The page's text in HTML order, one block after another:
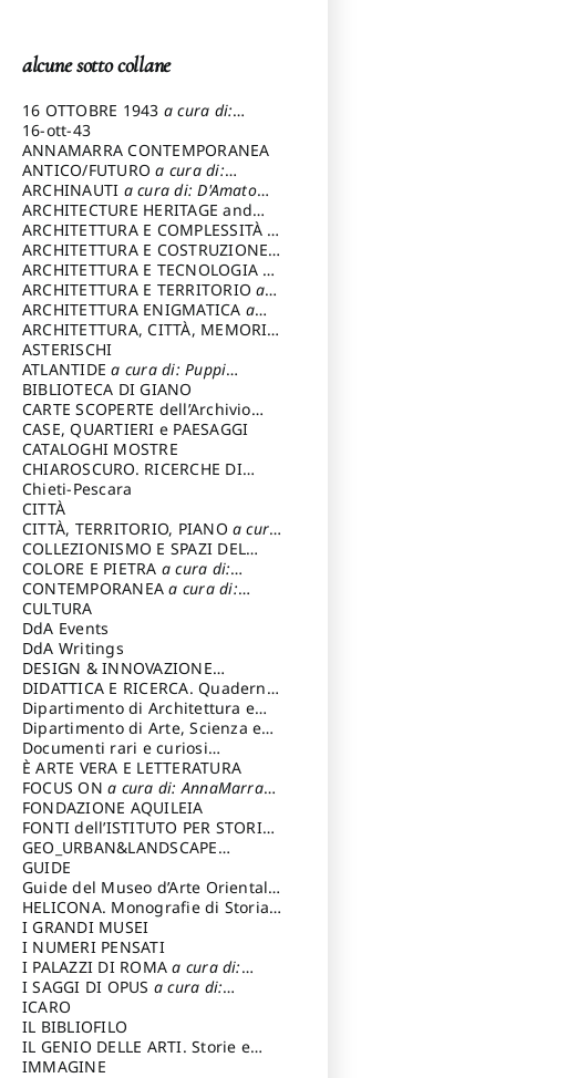
alcune sotto collane
16 OTTOBRE 1943 a cura di:
Pezzetti Marcello
16-ott-43
ANNAMARRA CONTEMPORANEA
ANTICO/FUTUROa cura di:
Varagnoli Claudio
ARCHINAUTI a cura di: D'Amato
Claudio
ARCHITECTURE HERITAGE and
DESIGN
ARCHITETTURA E COMPLESSITÀ a
cura di: Piva Antonio
ARCHITETTURA E COSTRUZIONEa
cura di: Poretti Sergio
ARCHITETTURA E TECNOLOGIA a
cura di: Carrara Gianfranco
ARCHITETTURA E TERRITORIOa
cura di: Pietrogrande Enrico
ARCHITETTURA ENIGMATICA a
cura di: Lenci Ruggero
ARCHITETTURA, CITTÀ, MEMORIA
a cura di: Valeriani Enrico
ASTERISCHI
ATLANTIDEa cura di: Puppi
Lionello
BIBLIOTECA DI GIANO
CARTE SCOPERTE dell’Archivio
Storico Capitolino
CASE, QUARTIERI e PAESAGGI
CATALOGHI MOSTRE
CHIAROSCURO. RICERCHE DI
STORIA E STORIA DELL'ARTE
cura di: Di Carpegna Falconieri
Tommaso
Chieti-Pescara
CITTÀ
CITTÀ, TERRITORIO, PIANO a cura
di: Imbesi Giuseppe
COLLEZIONISMO E SPAZI DEL
COLLEZIONISMO a cura di:
Magnani Lauro
COLORE E PIETRA a cura di:
Selvaggi Giuseppe
CONTEMPORANEAa cura di:
Gubinelli Luna
CULTURA
DdA Events
DdA Writings
DESIGN & INNOVAZIONE
TECNOLOGICAa cura di: Vallicelli
Andrea
DIDATTICA E RICERCA. Quaderni
della Scuola
Dipartimento di Architettura e
Analisi della Città Mediterranea
Dipartimento di Arte, Scienza e
Tecnica del Costuire
Documenti rari e curiosi
dall'Archivio Segreto
È ARTE VERA E LETTERATURA
FOCUS ONa cura di: AnnaMarra
Contemporanea
FONDAZIONE AQUILEIA
FONTI dell’ISTITUTO PER STORIA
DEL RISORGIMENTO
GEO_URBAN&LANDSCAPE
PLANNING (GULP)
Trusiani Elio
GUIDE
Guide del Museo d’Arte Orientale
“Giuseppe Tucci”
HELICONA. Monografie di Storia
dell'Artea cura di: Gallo Marco
I GRANDI MUSEI
I NUMERI PENSATI
I PALAZZI DI ROMAa cura di:
Ippoliti Alessandro
I SAGGI DI OPUS a cura di:
Scalesse Tommaso
ICARO
IL BIBLIOFILO
IL GENIO DELLE ARTI. Storie e
interpretazione
IMMAGINE